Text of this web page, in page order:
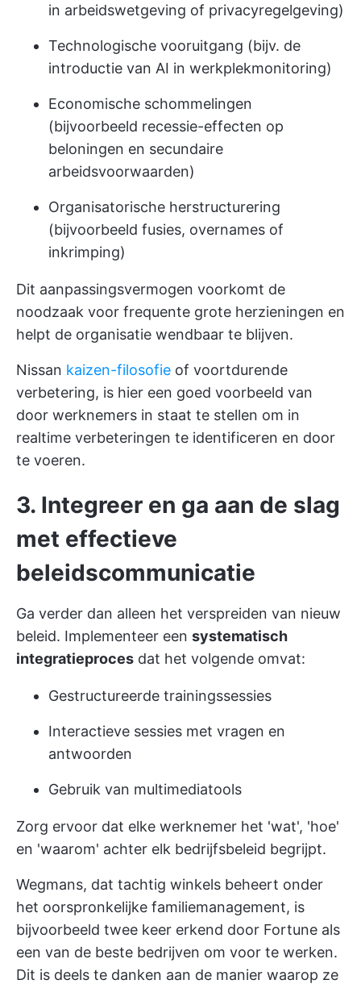
in arbeidswetgeving of privacyregelgeving)
Technologische vooruitgang (bijv. de
introductie van AI in werkplekmonitoring)
Economische schommelingen
(bijvoorbeeld recessie-effecten op
beloningen en secundaire
arbeidsvoorwaarden)
Organisatorische herstructurering
(bijvoorbeeld fusies, overnames of
inkrimping)
Dit aanpassingsvermogen voorkomt de
noodzaak voor frequente grote herzieningen en
helpt de organisatie wendbaar te blijven.
Nissan kaizen-filosofie of voortdurende
verbetering, is hier een goed voorbeeld van
door werknemers in staat te stellen om in
realtime verbeteringen te identificeren en door
te voeren.
3. Integreer en ga aan de slag
met effectieve
beleidscommunicatie
Ga verder dan alleen het verspreiden van nieuw
beleid. Implementeer een systematisch
integratieproces dat het volgende omvat:
Gestructureerde trainingssessies
Interactieve sessies met vragen en
antwoorden
Gebruik van multimediatools
Zorg ervoor dat elke werknemer het 'wat', 'hoe'
en 'waarom' achter elk bedrijfsbeleid begrijpt.
Wegmans, dat tachtig winkels beheert onder
het oorspronkelijke familiemanagement, is
bijvoorbeeld twee keer erkend door Fortune als
een van de beste bedrijven om voor te werken.
Dit is deels te danken aan de manier waarop ze